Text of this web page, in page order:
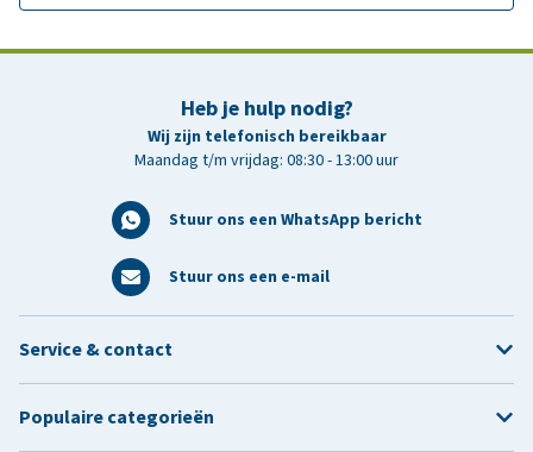
Heb je hulp nodig?
Wij zijn telefonisch bereikbaar
Maandag t/m vrijdag: 08:30 - 13:00 uur
Stuur ons een WhatsApp bericht
Stuur ons een e-mail
Service & contact
Populaire categorieën